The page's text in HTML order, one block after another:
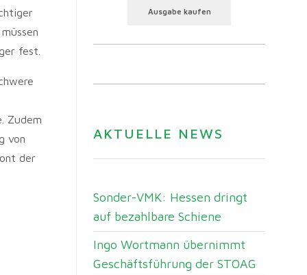
fest.
Zudem
von
der
Ausgabe kaufen
AKTUELLE NEWS
Sonder-VMK: Hessen dringt
auf bezahlbare Schiene
Ingo Wortmann übernimmt
Geschäftsführung der STOAG